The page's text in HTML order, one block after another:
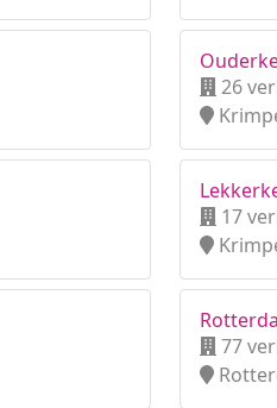
26
17
77